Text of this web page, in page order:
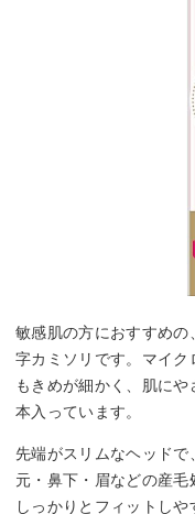
敏感肌の方におすすめの
字カミソリです。マイク
もきめが細かく、肌に
本入っています。
先端がスリムなヘッドで
元・鼻下・眉などの産
しっかりとフィットし